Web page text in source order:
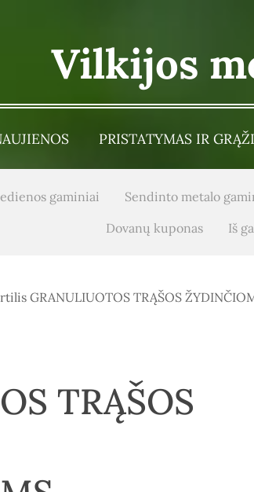
Vilkijos
PRISTATYMAS IR
gaminiai Sendinto metalo
Dovanų kuponas
Iš
GRANULIUOTOS TRĄŠOS
TRĄŠOS